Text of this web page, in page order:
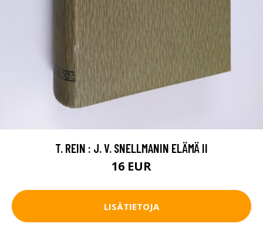
T. REIN : J. V. SNELLMANIN ELÄMÄ II
16 EUR
LISÄTIETOJA